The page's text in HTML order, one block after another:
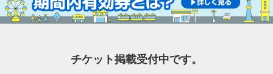
チケット掲載受付中です。